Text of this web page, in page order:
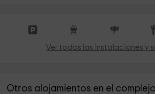
Ver todas las instalaciones y
Otros alojamientos en el